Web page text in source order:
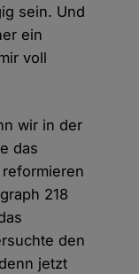
sein. Und
ein
voll
wir in der
das
218
den
jetzt